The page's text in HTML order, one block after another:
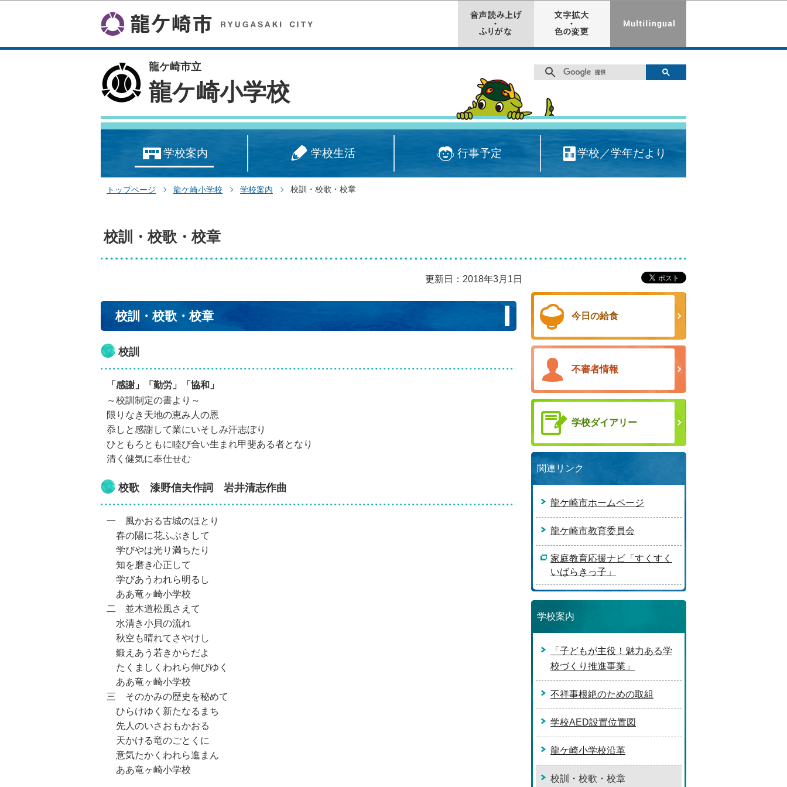
龍ケ崎市立
龍ケ崎小学校
学校案内 学校生活 行事予定 学校／学年だより
トップページ 龍ケ崎小学校 学校案内 校訓・校歌・校章
校訓・校歌・校章
更新日：2018年3月1日
校訓・校歌・校章
校訓
「感謝」「勤労」「協和」
～校訓制定の書より～
限りなき天地の恵み人の恩
忝しと感謝して業にいそしみ汗志ぼり
ひともろともに睦び合い生まれ甲斐ある者となり
清く健気に奉仕せむ
校歌 漆野信夫作詞 岩井清志作曲
一 風かおる古城のほとり
春の陽に花ふぶきして
学びやは光り満ちたり
知を磨き心正して
学びあうわれら明るし
ああ竜ヶ崎小学校
二 並木道松風さえて
水清き小貝の流れ
秋空も晴れてさやけし
鍛えあう若きからだよ
たくましくわれら伸びゆく
ああ竜ヶ崎小学校
三 そのかみの歴史を秘めて
ひらけゆく新たなるまち
先人のいさおもかおる
天かける竜のごとくに
意気たかくわれら進まん
ああ竜ヶ崎小学校
今日の給食
不審者情報
学校ダイアリー
関連リンク
龍ケ崎市ホームページ
龍ケ崎市教育委員会
家庭教育応援ナビ「すくすく
いばらきっ子」
学校案内
「子どもが主役！魅力ある学
校づくり推進事業」
不祥事根絶のための取組
学校AED設置位置図
龍ケ崎小学校沿革
校訓・校歌・校章